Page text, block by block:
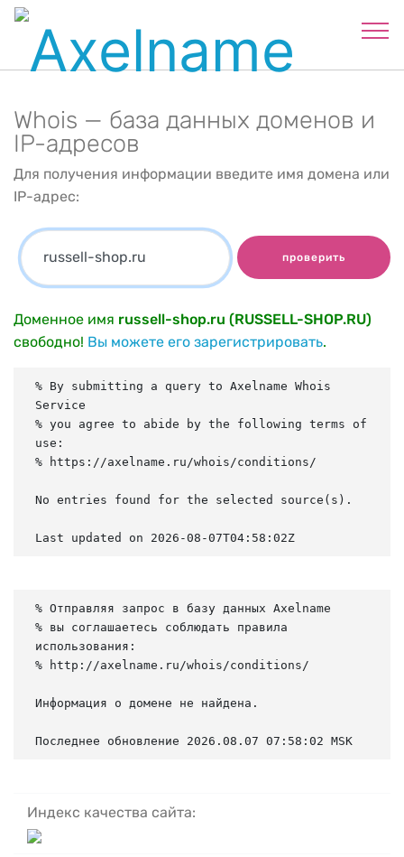
Whois — база данных доменов и
IP-адресов
Для получения информации введите имя домена или
IP-адрес:
проверить
Доменное имя russell-shop.ru (RUSSELL-SHOP.RU)
свободно! Вы можете его зарегистрировать.
% By submitting a query to Axelname Whois
Service
% you agree to abide by the following terms of
use:
% https://axelname.ru/whois/conditions/
No entries found for the selected source(s).
Last updated on 2026-08-07T04:58:02Z
% Отправляя запрос в базу данных Axelname
% вы соглашаетесь соблюдать правила
использования:
% http://axelname.ru/whois/conditions/
Информация о домене не найдена.
Последнее обновление 2026.08.07 07:58:02 MSK
Индекс качества сайта: